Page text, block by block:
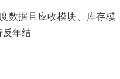
数据且应收模块、库存模
反年结